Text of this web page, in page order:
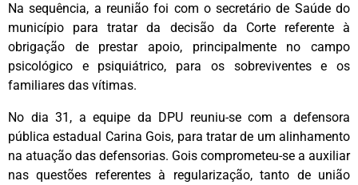
Na sequência, a reunião foi com o secretário de Saúde do
município para tratar da decisão da Corte referente à
obrigação de prestar apoio, principalmente no campo
psicológico e psiquiátrico, para os sobreviventes e os
familiares das vítimas.
No dia 31, a equipe da DPU reuniu-se com a defensora
pública estadual Carina Gois, para tratar de um alinhamento
na atuação das defensorias. Gois comprometeu-se a auxiliar
nas questões referentes à regularização, tanto de união